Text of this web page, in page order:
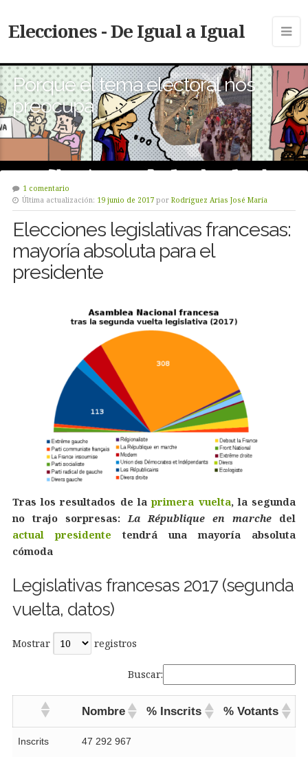
Elecciones - De Igual a Igual
Porque el tema electoral nos
preocupa
1 comentario
Última actualización: 19 junio de 2017 por Rodríguez Arias José María
Elecciones legislativas francesas:
mayoría absoluta para el
presidente
Tras los resultados de laprimera vuelta, la segunda
no trajo sorpresas: La République en marche del
actual presidente tendrá una mayoría absoluta
cómoda
Legislativas francesas 2017 (segunda
vuelta, datos)
Mostrar registros
Buscar:
Nombre % Inscrits % Votants
Inscrits 47 292 967